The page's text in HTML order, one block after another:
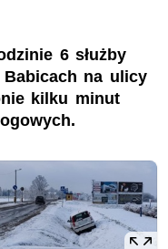
6 służby
Babicach na ulicy
kilku minut